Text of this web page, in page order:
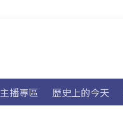
主播專區 歷史上的今天